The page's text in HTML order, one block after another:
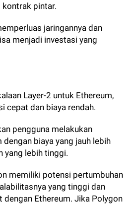
pintar.
jaringannya dan
menjadi investasi yang
Layer-2 untuk Ethereum,
cepat dan biaya rendah.
pengguna melakukan
biaya yang jauh lebih
yang lebih tinggi.
memiliki potensi pertumbuhan
yang tinggi dan
dengan Ethereum. Jika Polygon